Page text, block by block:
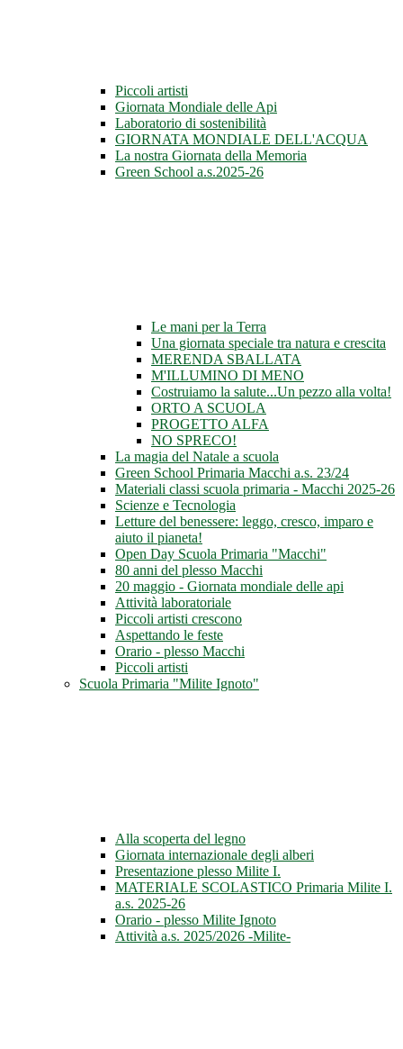
Piccoli artisti
Giornata Mondiale delle Api
Laboratorio di sostenibilità
GIORNATA MONDIALE DELL'ACQUA
La nostra Giornata della Memoria
Green School a.s.2025-26
Le mani per la Terra
Una giornata speciale tra natura e crescita
MERENDA SBALLATA
M'ILLUMINO DI MENO
Costruiamo la salute...Un pezzo alla volta!
ORTO A SCUOLA
PROGETTO ALFA
NO SPRECO!
La magia del Natale a scuola
Green School Primaria Macchi a.s. 23/24
Materiali classi scuola primaria - Macchi 2025-26
Scienze e Tecnologia
Letture del benessere: leggo, cresco, imparo e
aiuto il pianeta!
Open Day Scuola Primaria "Macchi"
80 anni del plesso Macchi
20 maggio - Giornata mondiale delle api
Attività laboratoriale
Piccoli artisti crescono
Aspettando le feste
Orario - plesso Macchi
Piccoli artisti
Scuola Primaria "Milite Ignoto"
Alla scoperta del legno
Giornata internazionale degli alberi
Presentazione plesso Milite I.
MATERIALE SCOLASTICO Primaria Milite I.
a.s. 2025-26
Orario - plesso Milite Ignoto
Attività a.s. 2025/2026 -Milite-